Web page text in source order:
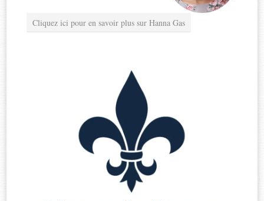
Cliquez ici pour en savoir plus sur Hanna Gas